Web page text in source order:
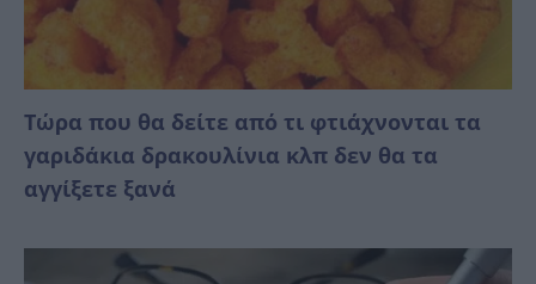
Τώρα που θα δείτε από τι φτιάχνονται τα
γαριδάκια δρακουλίνια κλπ δεν θα τα
αγγίξετε ξανά